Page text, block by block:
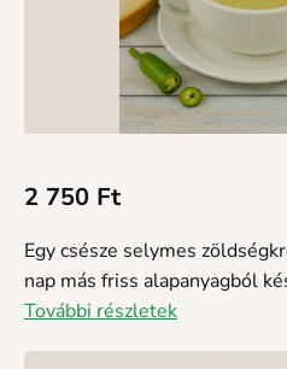
2 750 Ft
Egy csésze selymes
nap más friss alapanyagból
További részletek